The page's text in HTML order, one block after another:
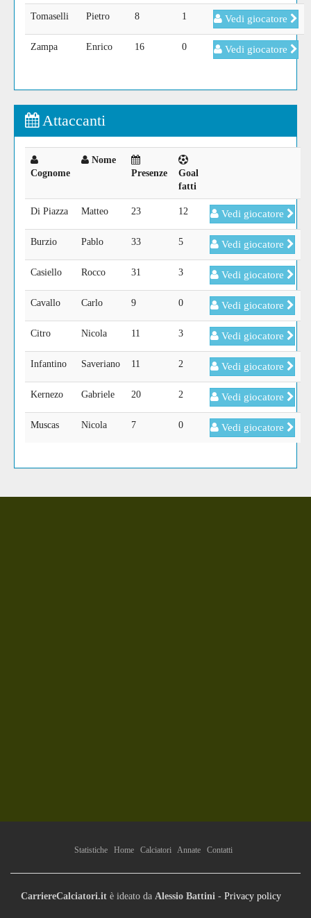
Tomaselli Pietro 8 1 Vedi giocatore
Zampa Enrico 16 0 Vedi giocatore
Attaccanti
Cognome
Nome
Presenze
Goal
fatti
Di Piazza Matteo 23 12 Vedi giocatore
Burzio Pablo 33 5 Vedi giocatore
Casiello Rocco 31 3 Vedi giocatore
Cavallo Carlo 9 0 Vedi giocatore
Citro Nicola 11 3 Vedi giocatore
Infantino Saveriano 11 2 Vedi giocatore
Kernezo Gabriele 20 2 Vedi giocatore
Muscas Nicola 7 0 Vedi giocatore
Statistiche Home Calciatori Annate Contatti
CarriereCalciatori.it è ideato da Alessio Battini - Privacy policy